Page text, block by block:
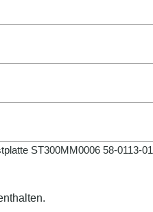
ST300MM0006 58-0113-01